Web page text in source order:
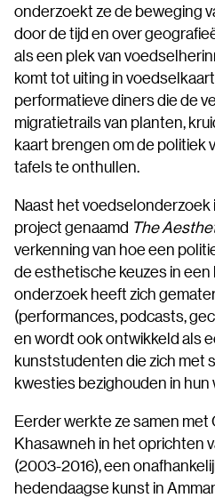
onderzoekt ze de beweging
door de tijd en over
als een plek van
komt tot uiting in
performatieve diners die de
migratietrails van planten,
kaart brengen om de politiek
tafels te onthullen.
Naast het
project genaamd The
verkenning van hoe een
de esthetische keuzes in een
onderzoek heeft zich
(performances, podcasts,
en wordt ook ontwikkeld als
kunststudenten die zich met
kwesties bezighouden in hun
Eerder werkte ze samen met
Khasawneh in het oprichten
(2003-2016), een
hedendaagse kunst in